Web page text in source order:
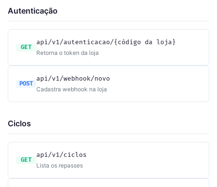
Autenticação
GET
api/v1/autenticacao/{código da loja}
Retorna o token da loja
POST
api/v1/webhook/novo
Cadastra webhook na loja
Ciclos
GET
api/v1/ciclos
Lista os repasses